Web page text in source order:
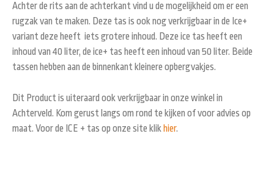
Achter de rits aan de achterkant vind u de mogelijkheid om er een
rugzak van te maken. Deze tas is ook nog verkrijgbaar in de Ice+
variant deze heeft iets grotere inhoud. Deze ice tas heeft een
inhoud van 40 liter, de ice+ tas heeft een inhoud van 50 liter. Beide
tassen hebben aan de binnenkant kleinere opbergvakjes.
Dit Product is uiteraard ook verkrijgbaar in onze winkel in
Achterveld. Kom gerust langs om rond te kijken of voor advies op
maat. Voor de ICE + tas op onze site klik hier.